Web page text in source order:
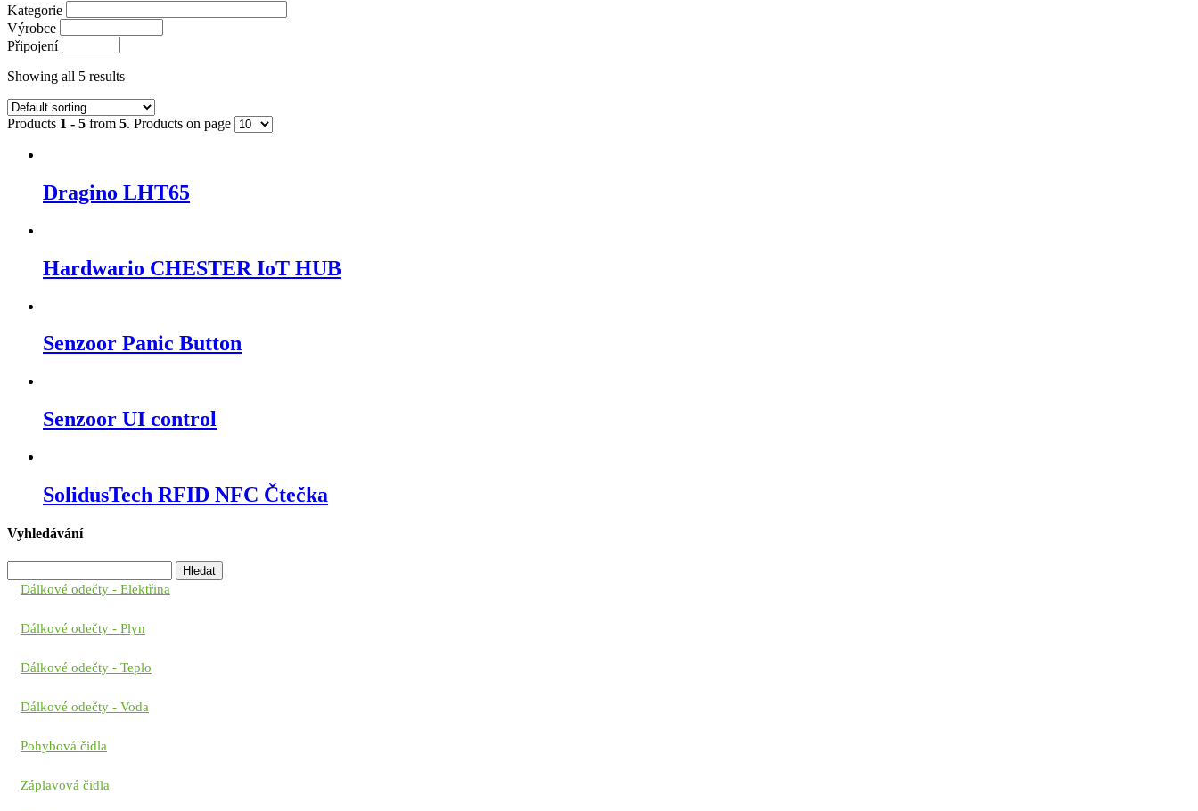
Kategorie
Výrobce
Připojení
Showing all 5 results
Products 1 - 5 from 5. Products on page
Dragino LHT65
Hardwario CHESTER IoT HUB
Senzoor Panic Button
Senzoor UI control
SolidusTech RFID NFC Čtečka
Vyhledávání
Dálkové odečty - Elektřina
Dálkové odečty - Plyn
Dálkové odečty - Teplo
Dálkové odečty - Voda
Pohybová čidla
Záplavová čidla